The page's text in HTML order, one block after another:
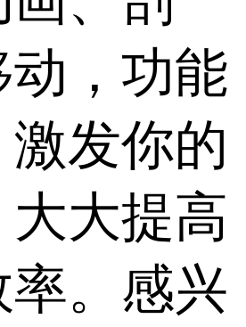
，功能
发你的
大大提高
。感兴